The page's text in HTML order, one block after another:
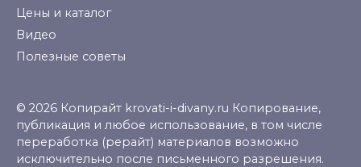
Цены и каталог
Видео
Полезные советы
© 2026 Копирайт krovati-i-divany.ru Копирование,
публикация и любое использование, в том числе
переработка (рерайт) материалов возможно
исключительно после письменного разрешения.